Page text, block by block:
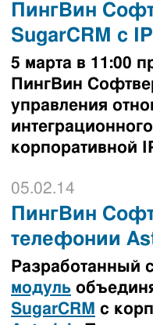
ПингВин
SugarCRM с
5 марта в 11:00
ПингВин
управления
корпоративной
05.02.14
ПингВин
телефонии
Разработанный
модуль
SugarCRM с